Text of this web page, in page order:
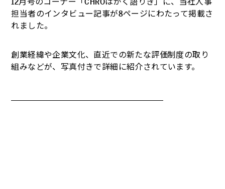
担当者のインタビュー記事が8ページにわたって掲載さ
れました。
創業経緯や企業文化、直近での新たな評価制度の取り
組みなどが、写真付きで詳細に紹介されています。